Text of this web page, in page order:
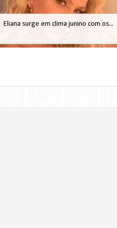
Eliana surge em clima junino com os...